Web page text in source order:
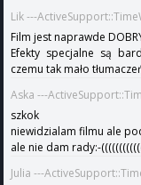
Lik ---
Film jest naprawde
Efekty specjalne są
czemu tak mało
Aska ---
szkok
niewidzialam filmu ale
ale nie dam rady:-
Julia ---